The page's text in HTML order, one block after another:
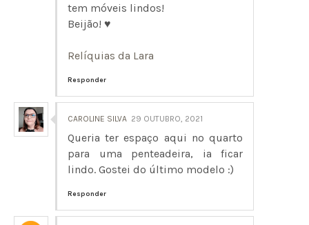
tem móveis lindos!
Beijão! ♥
Relíquias da Lara
Responder
CAROLINE SILVA 29 OUTUBRO, 2021
Queria ter espaço aqui no quarto
para uma penteadeira, ia ficar
lindo. Gostei do último modelo :)
Responder